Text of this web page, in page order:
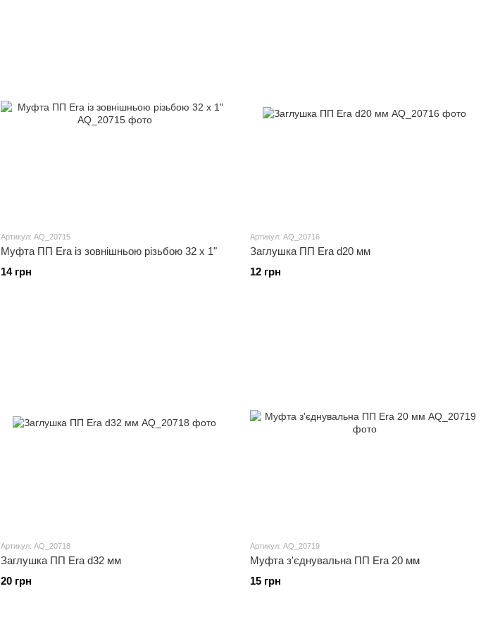
Артикул: AQ_20715
Муфта ПП Era із зовнішньою різьбою 32 x 1"
14 грн
Артикул: AQ_20716
Заглушка ПП Era d20 мм
12 грн
Артикул: AQ_20718
Заглушка ПП Era d32 мм
20 грн
Артикул: AQ_20719
Муфта з'єднувальна ПП Era 20 мм
15 грн